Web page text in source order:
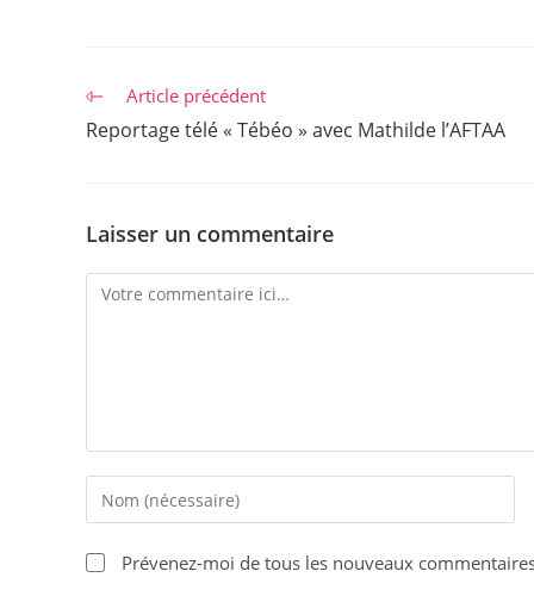
Read
articles
Article précédent
Reportage télé « Tébéo » avec Mathilde l’AFTAA
Laisser un commentaire
Comment
Enter
your
name
or
Prévenez-moi de tous les nouveaux